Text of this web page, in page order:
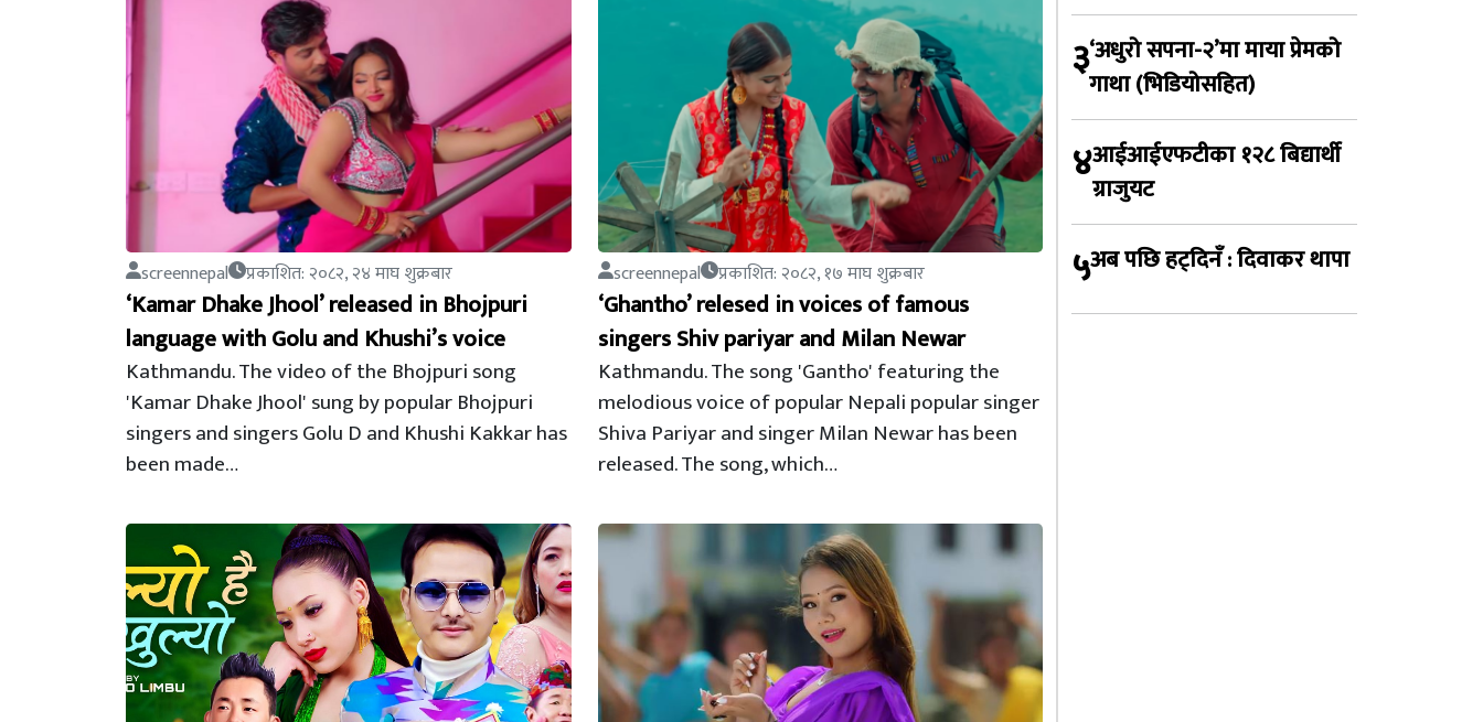
screennepal प्रकाशित: २०८२, २४ माघ शुक्रबार
‘Kamar Dhake Jhool’ released in Bhojpuri
language with Golu and Khushi’s voice
Kathmandu. The video of the Bhojpuri song
'Kamar Dhake Jhool' sung by popular Bhojpuri
singers and singers Golu D and Khushi Kakkar has
been made…
screennepal प्रकाशित: २०८२, १७ माघ शुक्रबार
‘Ghantho’ relesed in voices of famous
singers Shiv pariyar and Milan Newar
Kathmandu. The song 'Gantho' featuring the
melodious voice of popular Nepali popular singer
Shiva Pariyar and singer Milan Newar has been
released. The song, which…
३‘अधुरो सपना-२’मा माया प्रेमको
गाथा (भिडियोसहित)
४आईआईएफटीका १२८ बिद्यार्थी
ग्राजुयट
५अब पछि हट्दिनँ : दिवाकर थापा